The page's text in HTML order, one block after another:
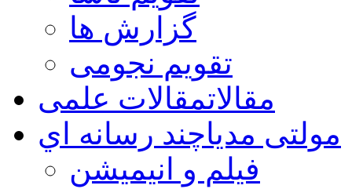
گزارش ها
تقویم نجومی
مقالاتمقالات علمی
مولتی مدیاچند رسانه اي
فیلم و انیمیشن